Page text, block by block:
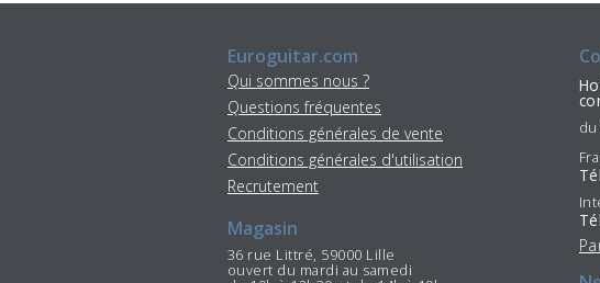
Euroguitar.com
Qui sommes nous ?
Questions fréquentes
Conditions générales de vente
Conditions générales d'utilisation
Recrutement
Magasin
36 rue Littré, 59000 Lille
ouvert du mardi au samedi